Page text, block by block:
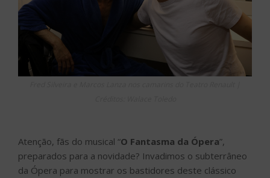
Atenção, fãs do musical “O Fantasma da Ópera”,
preparados para a novidade? Invadimos o subterrâneo
da Ópera para mostrar os bastidores deste clássico